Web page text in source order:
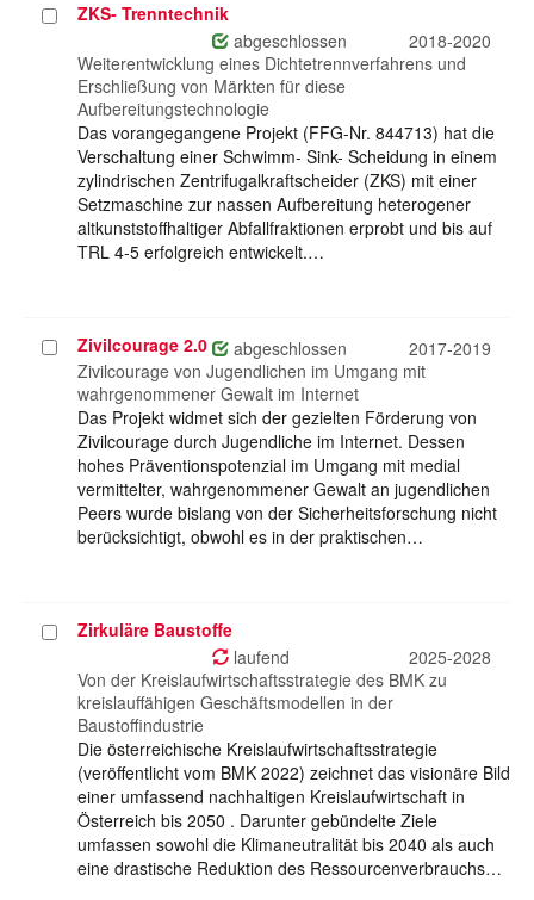
ProjektZKS- Trenntechnik
abgeschlossen
2018-2020
Weiterentwicklung eines Dichtetrennverfahrens und
Erschließung von Märkten für diese
Aufbereitungstechnologie
Das vorangegangene Projekt (FFG-Nr. 844713) hat die
Verschaltung einer Schwimm- Sink- Scheidung in einem
zylindrischen Zentrifugalkraftscheider (ZKS) mit einer
Setzmaschine zur nassen Aufbereitung heterogener
altkunststoffhaltiger Abfallfraktionen erprobt und bis auf
TRL 4-5 erfolgreich entwickelt.…
Projekt
auswählen
Zivilcourage 2.0 abgeschlossen
2017-2019
Zivilcourage von Jugendlichen im Umgang mit
wahrgenommener Gewalt im Internet
Das Projekt widmet sich der gezielten Förderung von
Zivilcourage durch Jugendliche im Internet. Dessen
hohes Präventionspotenzial im Umgang mit medial
vermittelter, wahrgenommener Gewalt an jugendlichen
Peers wurde bislang von der Sicherheitsforschung nicht
berücksichtigt, obwohl es in der praktischen…
ProjektZirkuläre Baustoffe
laufend
2025-2028
Von der Kreislaufwirtschaftsstrategie des BMK zu
kreislauffähigen Geschäftsmodellen in der
Baustoffindustrie
Die österreichische Kreislaufwirtschaftsstrategie
(veröffentlicht vom BMK 2022) zeichnet das visionäre Bild
einer umfassend nachhaltigen Kreislaufwirtschaft in
Österreich bis 2050 . Darunter gebündelte Ziele
umfassen sowohl die Klimaneutralität bis 2040 als auch
eine drastische Reduktion des Ressourcenverbrauchs…